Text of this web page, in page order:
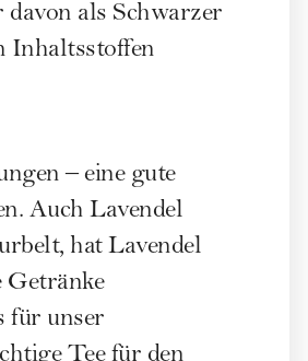
als Schwarzer
Inhaltsstoffen
– eine gute
Auch Lavendel
hat Lavendel
Getränke
für unser